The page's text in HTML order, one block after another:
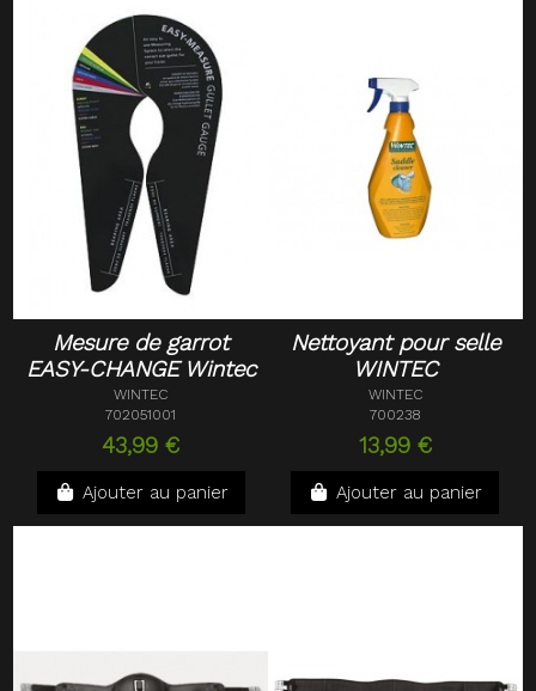
Mesure de garrot
EASY-CHANGE Wintec
WINTEC
702051001
43,99 €
Ajouter au panier
Nettoyant pour selle
WINTEC
WINTEC
700238
13,99 €
Ajouter au panier